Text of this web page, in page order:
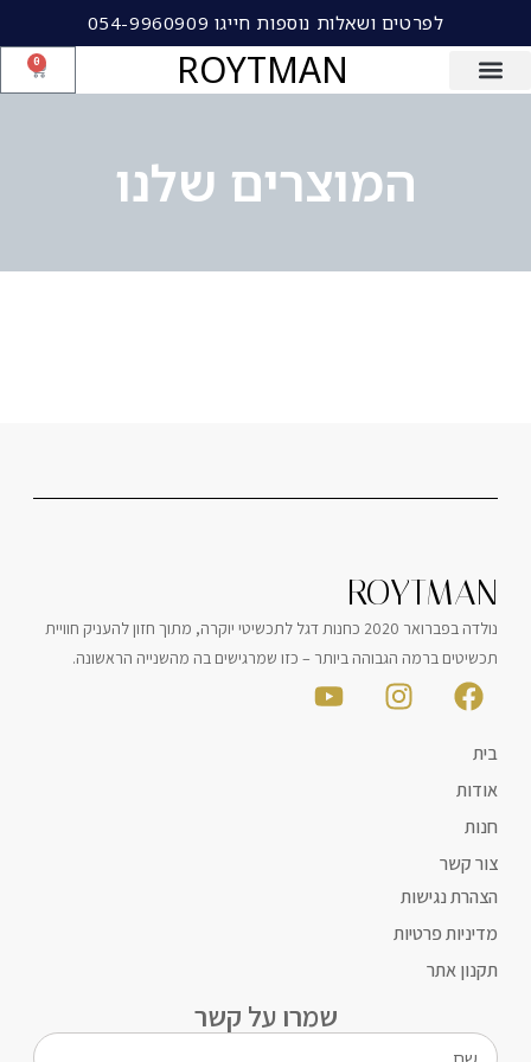
לפרטים ושאלות נוספות חייגו 054-9960909
ROYTMAN
0
המוצרים שלנו
ROYTMAN
נולדה בפברואר 2020 כחנות דגל לתכשיטי יוקרה, מתוך חזון להעניק חוויית
תכשיטים ברמה הגבוהה ביותר – כזו שמרגישים בה מהשנייה הראשונה.
בית
אודות
חנות
צור קשר
הצהרת נגישות
מדיניות פרטיות
תקנון אתר
שמרו על קשר